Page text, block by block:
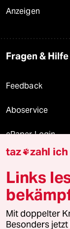
Anzeigen
Fragen & Hilfe
Feedback
Aboservice
ePaper Login
Downloads für
© 2026 taz
Alle Rechte
wenden Sie sich bitte
taz zahl ich
Links
Mit doppelter
Besonders